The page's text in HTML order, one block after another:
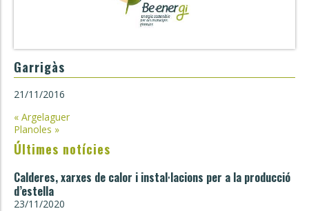
Garrigàs
21/11/2016
Navegació
d'entrades
« Argelaguer
Planoles »
Últimes notícies
Calderes, xarxes de calor i instal·lacions per a la producció
d’estella
23/11/2020